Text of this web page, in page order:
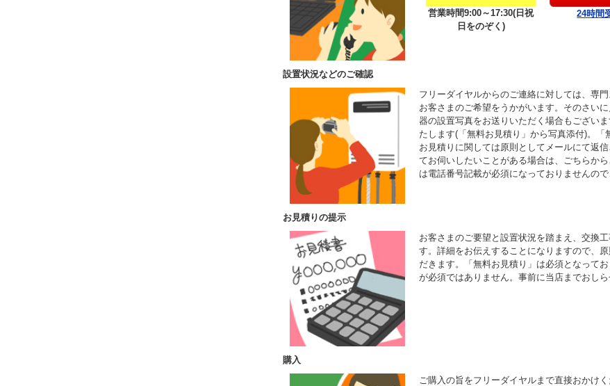
営業時間9:00～17:30(日祝
日をのぞく)
24時間
設置状況などのご確認
フリーダイヤルからのご連絡に対しては、専
お客さまのご希望をうかがいます。そのさい
器の設置写真をお送りいただく場合もござい
たします(「無料お見積り」から写真添付)。
お見積りに関しては原則としてメールにて返
てお伺いしたいことがある場合は、ごちらか
は電話番号記載が必須になっておりませんので
お見積りの提示
お客さまのご要望と設置状況を踏まえ、交換
す。詳細をお伝えすることになりますので、
だきます。「無料お見積り」は必須となって
が必須ではありません。事前に当店までおし
購入
ご購入の旨をフリーダイヤルまで直接おかけ